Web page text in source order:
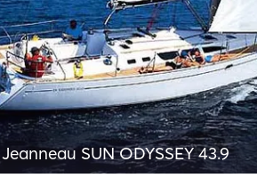
Jeanneau SUN ODYSSEY 43.9